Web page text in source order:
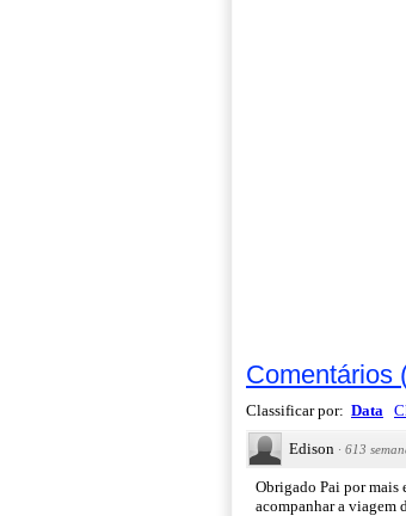
Comentários
Classificar por: Data
Edison · 613
Obrigado Pai por mais
acompanhar a viagem